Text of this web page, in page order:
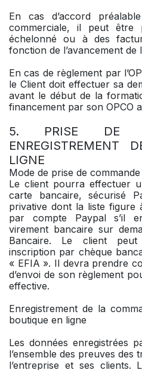
En cas d’accord
commerciale, il peut être
échelonné ou à des
fonction de l’avancement de
En cas de règlement par
le Client doit effectuer sa
avant le début de la
financement par son OPCO
5. PRISE DE
ENREGISTREMENT
LIGNE
Mode de prise de
Le client pourra effectuer
carte bancaire, sécurisé
privative dont la liste figure
par compte Paypal s’il
virement bancaire sur
Bancaire. Le client
inscription par chèque
« EFIA ». Il devra prendre
d’envoi de son règlement
effective.
Enregistrement de la
boutique en ligne
Les données enregistrées
l’ensemble des preuves des
l’entreprise et ses clients.